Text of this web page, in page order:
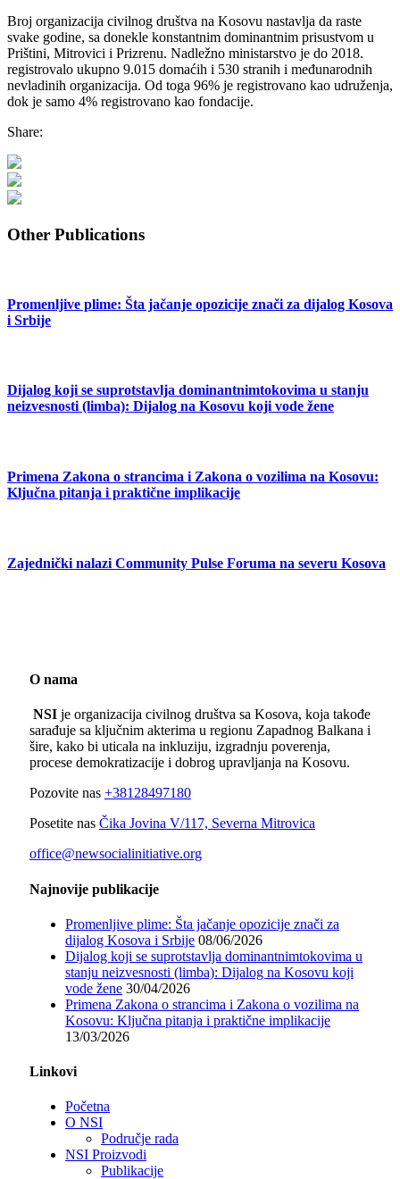
Broj organizacija civilnog društva na Kosovu nastavlja da raste
svake godine, sa donekle konstantnim dominantnim prisustvom u
Prištini, Mitrovici i Prizrenu. Nadležno ministarstvo je do 2018.
registrovalo ukupno 9.015 domaćih i 530 stranih i međunarodnih
nevladinih organizacija. Od toga 96% je registrovano kao udruženja,
dok je samo 4% registrovano kao fondacije.
Share:
Other Publications
Promenljive plime: Šta jačanje opozicije znači za dijalog Kosova
i Srbije
Dijalog koji se suprotstavlja dominantnimtokovima u stanju
neizvesnosti (limba): Dijalog na Kosovu koji vode žene
Primena Zakona o strancima i Zakona o vozilima na Kosovu:
Ključna pitanja i praktične implikacije
Zajednički nalazi Community Pulse Foruma na severu Kosova
O nama
NSI je organizacija civilnog društva sa Kosova, koja takođe
sarađuje sa ključnim akterima u regionu Zapadnog Balkana i
šire, kako bi uticala na inkluziju, izgradnju poverenja,
procese demokratizacije i dobrog upravljanja na Kosovu.
Pozovite nas +38128497180
Posetite nas Čika Jovina V/117, Severna Mitrovica
office@newsocialinitiative.org
Najnovije publikacije
Promenljive plime: Šta jačanje opozicije znači za
dijalog Kosova i Srbije 08/06/2026
Dijalog koji se suprotstavlja dominantnimtokovima u
stanju neizvesnosti (limba): Dijalog na Kosovu koji
vode žene 30/04/2026
Primena Zakona o strancima i Zakona o vozilima na
Kosovu: Ključna pitanja i praktične implikacije
13/03/2026
Linkovi
Početna
O NSI
Područje rada
NSI Proizvodi
Publikacije